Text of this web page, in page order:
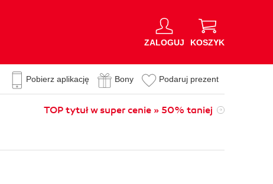
ZALOGUJ KOSZYK
Pobierz aplikację Bony Podaruj prezent
TOP tytuł w super cenie » 50% taniej